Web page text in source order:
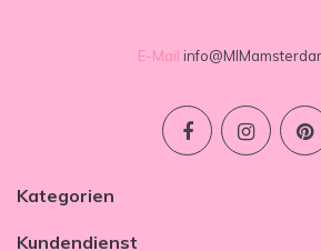
E-Mail
Kategorien
Kundendienst